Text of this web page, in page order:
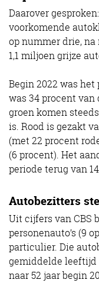
Daarover
voorkomende
op nummer drie, na
1,1 miljoen grijze
Begin 2022 was
was 34 procent van
groen komen
is. Rood is gezakt
(met 22 procent
(6 procent). Het
periode terug van
Autobezitters
Uit cijfers van CBS
personenauto’s (9
particulier. Die
gemiddelde leeftijd
naar 52 jaar begin